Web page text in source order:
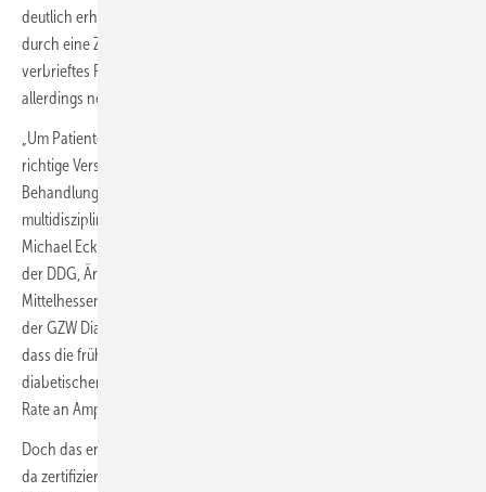
deutlich erhöht. Diese weitreichende Entscheidung sollte immer
durch eine Zweitmeinung abgesichert werden – ein gesetzlich
verbrieftes Patientenrecht, das in der Versorgungswirklichkeit
allerdings noch nicht angekommen ist.
„Um Patienten mit einem aktiven diabetischen Fußsyndrom die
richtige Versorgung zu bieten, müssen diese direkt zu
Behandlungsbeginn an spezialisierte Einrichtungen mit einem
multidisziplinären Behandlungsteam überwiesen werden“, forderte
Michael Eckhard, Sprecher der Arbeitsgemeinschaft Diabetischer Fuß
der DDG, Ärztlicher Leiter des Universitären Diabeteszentrums
Mittelhessen am Universitätsklinikum Gießen/Marburg und Chefarzt
der GZW Diabetes-Klinik Bad Nauheim. Es sei internationaler Konsens,
dass die frühzeitige Überweisung eines Patienten mit akutem
diabetischem Fußsyndrom an eine dafür spezialisierte Einrichtung die
Rate an Amputationen signifikant zu verringern vermöge.
Doch das entspreche nicht der Versorgungsrealität in Deutschland,
da zertifizierte Fußbehandlungseinrichtungen noch nicht